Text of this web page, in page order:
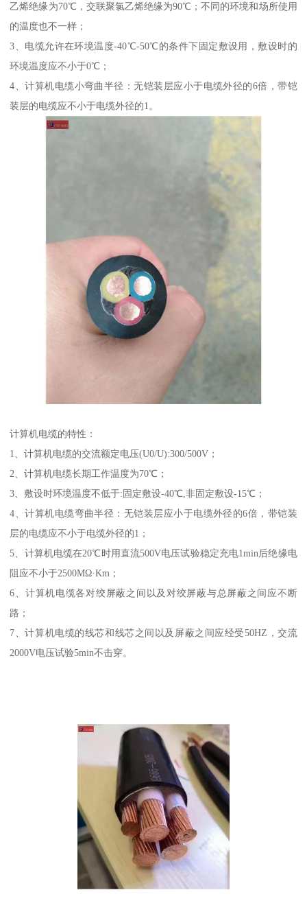
乙烯绝缘为70℃，交联聚氯乙烯绝缘为90℃；不同的环境和场所使用
的温度也不一样；
3、电缆允许在环境温度-40℃-50℃的条件下固定敷设用，敷设时的
环境温度应不小于0℃；
4、计算机电缆小弯曲半径：无铠装层应小于电缆外径的6倍，带铠
装层的电缆应不小于电缆外径的1。
计算机电缆的特性：
1、计算机电缆的交流额定电压(U0/U):300/500V；
2、计算机电缆长期工作温度为70℃；
3、敷设时环境温度不低于:固定敷设-40℃,非固定敷设-15℃；
4、计算机电缆弯曲半径：无铠装层应小于电缆外径的6倍，带铠装
层的电缆应不小于电缆外径的1；
5、计算机电缆在20℃时用直流500V电压试验稳定充电1min后绝缘电
阻应不小于2500MΩ·Km；
6、计算机电缆各对绞屏蔽之间以及对绞屏蔽与总屏蔽之间应不断
路；
7、计算机电缆的线芯和线芯之间以及屏蔽之间应经受50HZ，交流
2000V电压试验5min不击穿。